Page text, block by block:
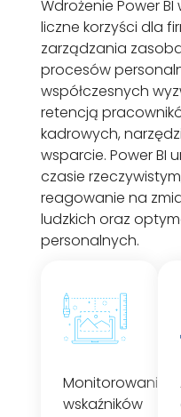
Wdrożenie Power
liczne korzyści dla
zarządzania
procesów
współczesnych
retencją
kadrowych,
wsparcie. Power BI
czasie
reagowanie na
ludzkich oraz
personalnych.
Monitorowanie
wskaźników